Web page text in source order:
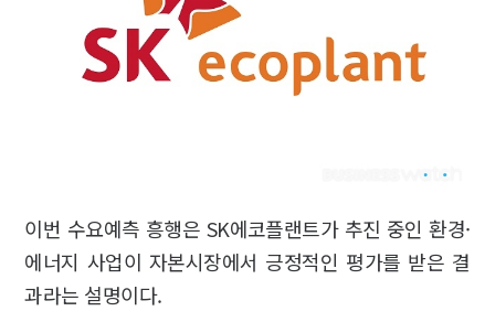
이번 수요예측 흥행은 SK에코플랜트가 추진 중인 환경·
에너지 사업이 자본시장에서 긍정적인 평가를 받은 결
과라는 설명이다.